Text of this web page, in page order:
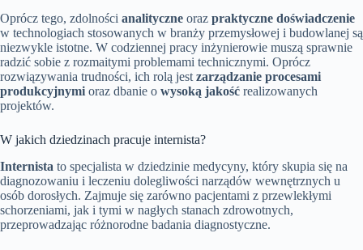
Oprócz tego, zdolności analityczne oraz praktyczne doświadczenie
w technologiach stosowanych w branży przemysłowej i budowlanej są
niezwykle istotne. W codziennej pracy inżynierowie muszą sprawnie
radzić sobie z rozmaitymi problemami technicznymi. Oprócz
rozwiązywania trudności, ich rolą jest zarządzanie procesami
produkcyjnymi oraz dbanie o wysoką jakość realizowanych
projektów.
W jakich dziedzinach pracuje internista?
Internista to specjalista w dziedzinie medycyny, który skupia się na
diagnozowaniu i leczeniu dolegliwości narządów wewnętrznych u
osób dorosłych. Zajmuje się zarówno pacjentami z przewlekłymi
schorzeniami, jak i tymi w nagłych stanach zdrowotnych,
przeprowadzając różnorodne badania diagnostyczne.